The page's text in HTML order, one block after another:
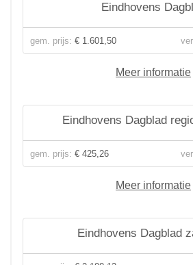
Eindhovens
gem. prijs: € 1.601,50
Meer informatie
Eindhovens Dagblad
gem. prijs: € 425,26
Meer informatie
Eindhovens Dagblad